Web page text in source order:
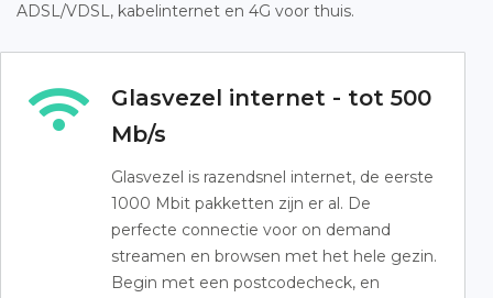
ADSL/VDSL, kabelinternet en 4G voor thuis.
Glasvezel internet - tot 500
Mb/s
Glasvezel is razendsnel internet, de eerste
1000 Mbit pakketten zijn er al. De
perfecte connectie voor on demand
streamen en browsen met het hele gezin.
Begin met een postcodecheck, en